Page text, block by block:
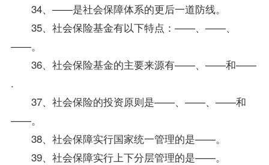
34、——是社会保障体系的更后一道防线。
35、社会保险基金有以下特点：——、——、
——。
36、社会保险基金的主要来源有——、——和——
.
37、社会保险的投资原则是——、——、——和
——。
38、社会保障实行国家统一管理的是——。
39、社会保障实行上下分层管理的是——。